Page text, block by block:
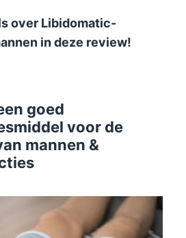
over Libidomatic-
in deze review!
goed
voor de
mannen &